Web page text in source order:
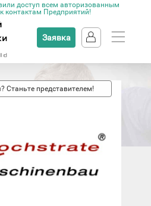
доступ всем авторизованным
контактам Предприятий!
Заявка
Станьте представителем!